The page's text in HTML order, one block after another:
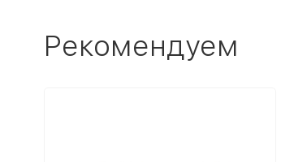
Рекомендуем